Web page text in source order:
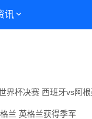
讯
兰 英格兰获得季军